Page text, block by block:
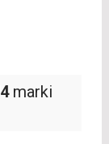
marki